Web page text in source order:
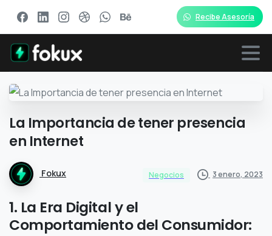
Recibe Asesoría
La Importancia detener presencia
en Internet
Fokux Negocios 3 enero, 2023
1. La Era Digital y el
Comportamiento del Consumidor: